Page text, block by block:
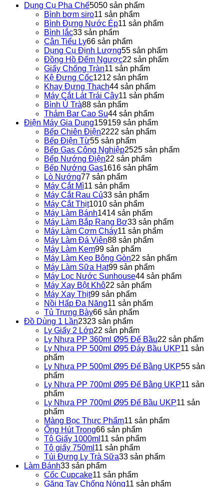
Dụng Cụ Pha Chế5050 sản phẩm
Bình bơm siro11 sản phẩm
Bình Đựng Nước Ép11 sản phẩm
Bình lắc33 sản phẩm
Cân Tiểu Ly66 sản phẩm
Dụng Cụ Định Lượng55 sản phẩm
Đồng Hồ Đếm Ngược22 sản phẩm
Giấy Chống Tràn11 sản phẩm
Kệ Đựng Cốc1212 sản phẩm
Khay Đựng Thạch44 sản phẩm
Máy Cắt Lát Trái Cây11 sản phẩm
Bình Ủ Trà88 sản phẩm
Thảm Bar Cao Su44 sản phẩm
Điện Máy Gia Dụng159159 sản phẩm
Bếp Chiên Điện2222 sản phẩm
Bếp Điện Từ55 sản phẩm
Bếp Gas Công Nghiệp2525 sản phẩm
Bếp Nướng Điện22 sản phẩm
Bếp Nướng Gas1616 sản phẩm
Lò Nướng77 sản phẩm
Máy Cắt Mì11 sản phẩm
Máy Cắt Rau Củ33 sản phẩm
Máy Cắt Thịt1010 sản phẩm
Máy Làm Bánh1414 sản phẩm
Máy Làm Bắp Rang Bơ33 sản phẩm
Máy Làm Cơm Cháy11 sản phẩm
Máy Làm Đá Viên88 sản phẩm
Máy Làm Kem99 sản phẩm
Máy Làm Kẹo Bông Gòn22 sản phẩm
Máy Làm Sữa Hạt99 sản phẩm
Máy Lọc Nước Sunhouse44 sản phẩm
Máy Xay Bột Khô22 sản phẩm
Máy Xay Thịt99 sản phẩm
Nồi Hấp Đa Năng11 sản phẩm
Tủ Trưng Bày66 sản phẩm
Đồ Dùng 1 Lần2323 sản phẩm
Ly Giấy 2 Lớp22 sản phẩm
Ly Nhựa PP 360ml Ø95 Đế Bầu22 sản phẩm
Ly Nhựa PP 500ml Ø95 Đáy Bầu UKP11 sản
phẩm
Ly Nhựa PP 500ml Ø95 Đế Bằng UKP55 sản
phẩm
Ly Nhựa PP 700ml Ø95 Đế Bằng UKP11 sản
phẩm
Ly Nhựa PP 700ml Ø95 Đế Bầu UKP11 sản
phẩm
Màng Bọc Thực Phẩm11 sản phẩm
Ống Hút Trong66 sản phẩm
Tô Giấy 1000ml 11 sản phẩm
Tô giấy 750ml 11 sản phẩm
Túi Đựng Ly Trà Sữa33 sản phẩm
Làm Bánh33 sản phẩm
Cốc Cupcake11 sản phẩm
Găng Tay Chống Nóng11 sản phẩm